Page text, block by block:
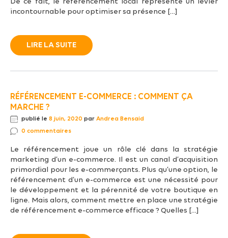
De ce fait, le référencement local représente un levier
incontournable pour optimiser sa présence […]
LIRE LA SUITE
RÉFÉRENCEMENT E-COMMERCE : COMMENT ÇA
MARCHE ?
publié le 8 juin, 2020 par Andrea Bensaid
0 commentaires
Le référencement joue un rôle clé dans la stratégie
marketing d’un e-commerce. Il est un canal d’acquisition
primordial pour les e-commerçants. Plus qu’une option, le
référencement d’un e-commerce est une nécessité pour
le développement et la pérennité de votre boutique en
ligne. Mais alors, comment mettre en place une stratégie
de référencement e-commerce efficace ? Quelles […]